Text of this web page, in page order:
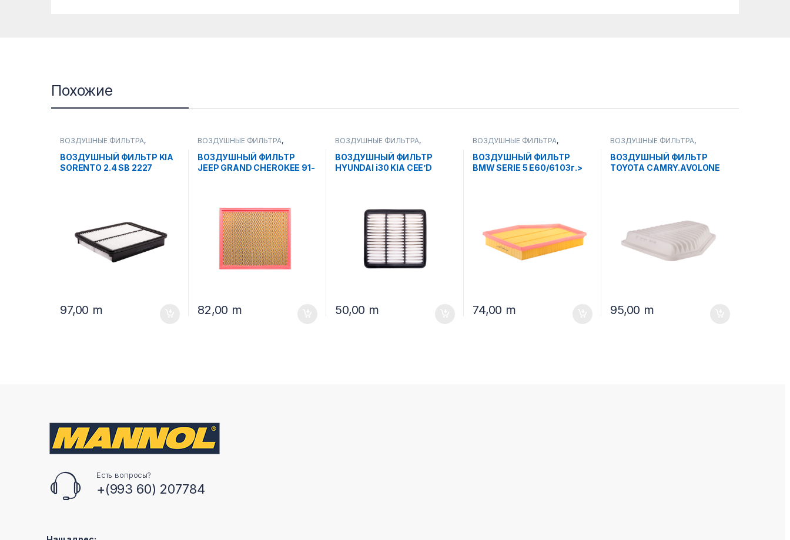
Похожие
ВОЗДУШНЫЕ ФИЛЬТРА,
ВОЗДУШНЫЙ ФИЛЬТР KIA
SORENTO 2.4 SB 2227
97,00 m
ВОЗДУШНЫЕ ФИЛЬТРА,
ВОЗДУШНЫЙ ФИЛЬТР
JEEP GRAND CHEROKEE 91-
82,00 m
ВОЗДУШНЫЕ ФИЛЬТРА,
ВОЗДУШНЫЙ ФИЛЬТР
HYUNDAI i30 KIA CEE’D
50,00 m
ВОЗДУШНЫЕ ФИЛЬТРА,
ВОЗДУШНЫЙ ФИЛЬТР
BMW SERIE 5 Е60/61 03г.>
74,00 m
ВОЗДУШНЫЕ ФИЛЬТРА,
ВОЗДУШНЫЙ ФИЛЬТР
TOYOTA CAMRY.AVOLONE
95,00 m
Есть вопросы?
+(993 60) 207784